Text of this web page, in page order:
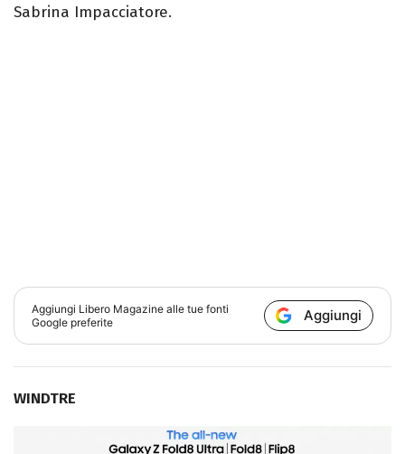
Sabrina Impacciatore.
Aggiungi Libero Magazine alle tue fonti
Google preferite
Aggiungi
WINDTRE